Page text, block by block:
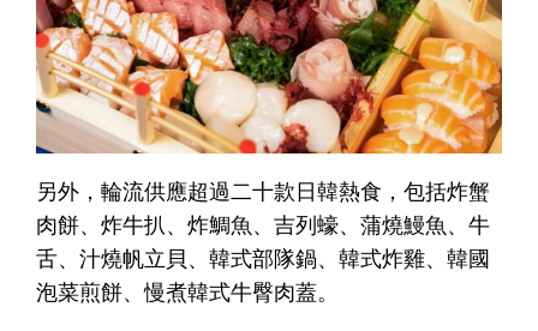
另外，輪流供應超過二十款日韓熱食，包括炸蟹
肉餅、炸牛扒、炸鯛魚、吉列蠔、蒲燒鰻魚、牛
舌、汁燒帆立貝、韓式部隊鍋、韓式炸雞、韓國
泡菜煎餅、慢煮韓式牛臀肉蓋。